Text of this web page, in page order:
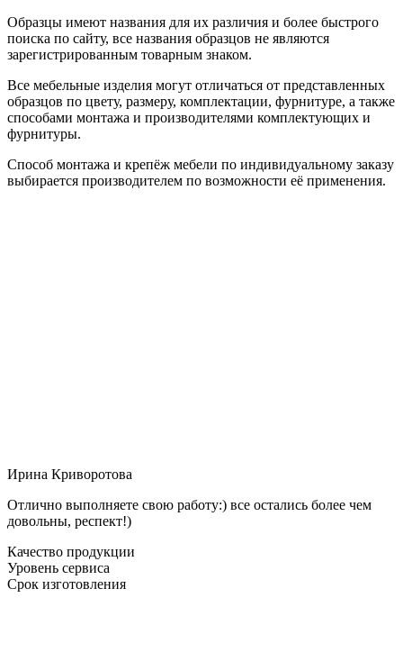
Образцы имеют названия для их различия и более быстрого
поиска по сайту, все названия образцов не являются
зарегистрированным товарным знаком.
Все мебельные изделия могут отличаться от представленных
образцов по цвету, размеру, комплектации, фурнитуре, а также
способами монтажа и производителями комплектующих и
фурнитуры.
Способ монтажа и крепёж мебели по индивидуальному заказу
выбирается производителем по возможности её применения.
Ирина Криворотова
Отлично выполняете свою работу:) все остались более чем
довольны, респект!)
Качество продукции
Уровень сервиса
Срок изготовления